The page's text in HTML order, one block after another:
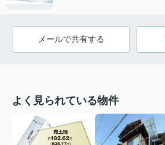
メールで共有する
よく見られている物件